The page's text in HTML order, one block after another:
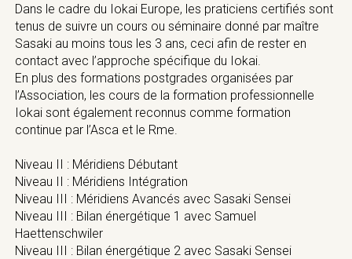
Dans le cadre du Iokai Europe, les praticiens certifiés sont
tenus de suivre un cours ou séminaire donné par maître
Sasaki au moins tous les 3 ans, ceci afin de rester en
contact avec l’approche spécifique du Iokai.
En plus des formations postgrades organisées par
l’Association, les cours de la formation professionnelle
Iokai sont également reconnus comme formation
continue par l’Asca et le Rme.
Niveau II : Méridiens Débutant
Niveau II : Méridiens Intégration
Niveau III : Méridiens Avancés avec Sasaki Sensei
Niveau III : Bilan énergétique 1 avec Samuel
Haettenschwiler
Niveau III : Bilan énergétique 2 avec Sasaki Sensei